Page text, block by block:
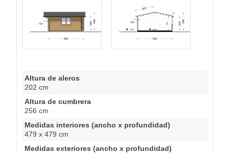
Altura de aleros
202 cm
Altura de cumbrera
256 cm
Medidas interiores (ancho x profundidad)
479 x 479 cm
Medidas exteriores (ancho x profundidad)